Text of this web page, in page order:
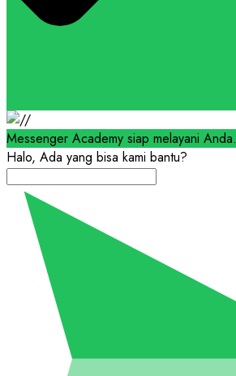
Messenger Academy siap melayani Anda.
Halo, Ada yang bisa kami bantu?